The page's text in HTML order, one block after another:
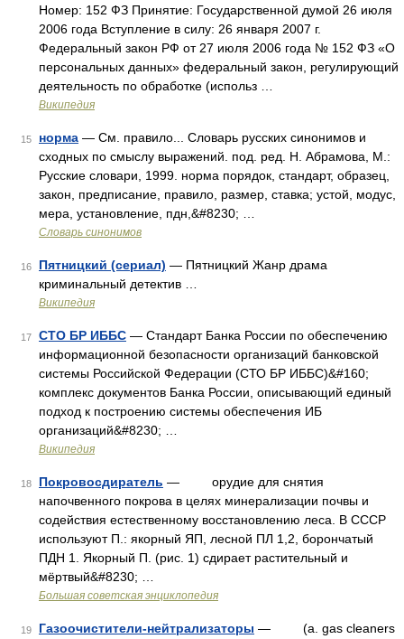
Номер: 152 ФЗ Принятие: Государственной думой 26 июля
2006 года Вступление в силу: 26 января 2007 г.
Федеральный закон РФ от 27 июля 2006 года № 152 ФЗ «О
персональных данных» федеральный закон, регулирующий
деятельность по обработке (использ …
Википедия
15 норма — См. правило... Словарь русских синонимов и
сходных по смыслу выражений. под. ред. Н. Абрамова, М.:
Русские словари, 1999. норма порядок, стандарт, образец,
закон, предписание, правило, размер, ставка; устой, модус,
мера, установление, пдн,&#8230; …
Словарь синонимов
16 Пятницкий (сериал) — Пятницкий Жанр драма
криминальный детектив …
Википедия
17 СТО БР ИББС — Стандарт Банка России по обеспечению
информационной безопасности организаций банковской
системы Российской Федерации (СТО БР ИББС)&#160;
комплекс документов Банка России, описывающий единый
подход к построению системы обеспечения ИБ
организаций&#8230; …
Википедия
18 Покровосдиратель — орудие для снятия
напочвенного покрова в целях минерализации почвы и
содействия естественному восстановлению леса. В СССР
используют П.: якорный ЯП, лесной ПЛ 1,2, борончатый
ПДН 1. Якорный П. (рис. 1) сдирает растительный и
мёртвый&#8230; …
Большая советская энциклопедия
19 Газоочистители-нейтрализаторы — (a. gas cleaners